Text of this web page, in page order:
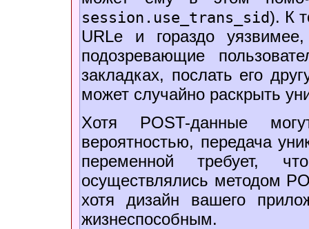
session.use_trans_sid). К
URLе и гораздо
подозревающие
закладках, послать его
может случайно раскрыть
Хотя POST-данные
вероятностью, передача
переменной требует,
осуществлялись методом
хотя дизайн вашего
жизнеспособным.